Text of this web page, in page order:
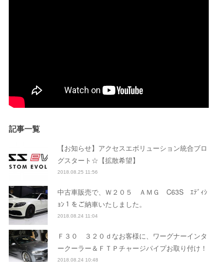
記事一覧
【お知らせ】アクセスエボリューション統合ブロ
グスタート☆【拡散希望】
2018.08.25 11:56
中古車販売で、Ｗ２０５ ＡＭＧ C63S ｴﾃﾞｨｼ
ｮﾝ１をご納車いたしました。
2018.08.24 11:04
Ｆ３０ ３２０ｄなお客様に、ワーグナーインタ
ークーラー＆ＦＴＰチャージパイプお取り付け！
2018.08.24 10:48